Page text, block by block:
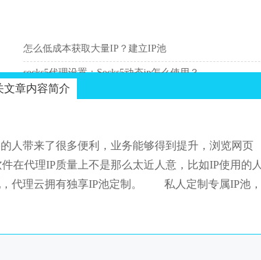
怎么低成本获取大量IP？建立IP池
socks5代理设置：Socks5动态ip怎么使用？
文章内容简介
带来了很多便利，业务能够得到提升，浏览网页
代理IP质量上不是那么太近人意，比如IP使用的人
，代理云拥有独享IP池定制。 私人定制专属IP池，